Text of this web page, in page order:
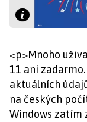
<p>Mnoho
11 ani
aktuálních
na českých
Windows zatím